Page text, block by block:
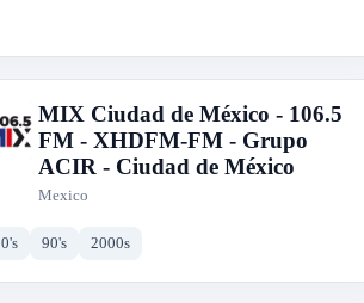
M
MIX Ciudad de México - 106.5
FM - XHDFM-FM - Grupo
ACIR - Ciudad de México
Mexico
90's 2000s